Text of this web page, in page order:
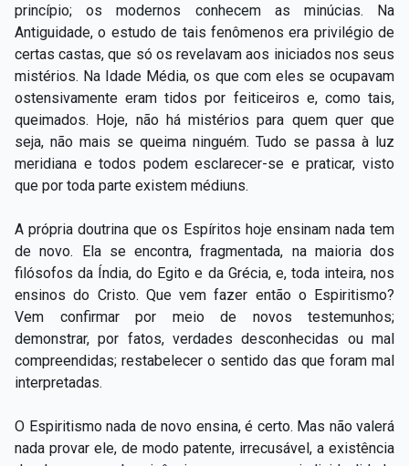
princípio; os modernos conhecem as minúcias. Na
Antiguidade, o estudo de tais fenômenos era privilégio de
certas castas, que só os revelavam aos iniciados nos seus
mistérios. Na Idade Média, os que com eles se ocupavam
ostensivamente eram tidos por feiticeiros e, como tais,
queimados. Hoje, não há mistérios para quem quer que
seja, não mais se queima ninguém. Tudo se passa à luz
meridiana e todos podem esclarecer-se e praticar, visto
que por toda parte existem médiuns.
A própria doutrina que os Espíritos hoje ensinam nada tem
de novo. Ela se encontra, fragmentada, na maioria dos
filósofos da Índia, do Egito e da Grécia, e, toda inteira, nos
ensinos do Cristo. Que vem fazer então o Espiritismo?
Vem confirmar por meio de novos testemunhos;
demonstrar, por fatos, verdades desconhecidas ou mal
compreendidas; restabelecer o sentido das que foram mal
interpretadas.
O Espiritismo nada de novo ensina, é certo. Mas não valerá
nada provar ele, de modo patente, irrecusável, a existência